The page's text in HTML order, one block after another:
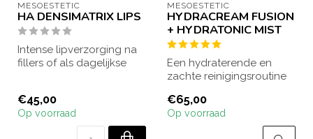
MESOESTETIC
HA DENSIMATRIX LIPS
Intense lipverzorging na
fillers of als dagelijkse
€45,00
Op voorraad
MESOESTETIC
HYDRACREAM FUSION
+ HYDRATONIC MIST
Een hydraterende en
zachte reinigingsroutine
droge en vochta...
€65,00
Op voorraad